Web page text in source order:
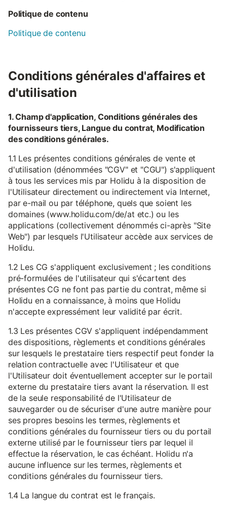
Politique de contenu
Politique de contenu
Conditions générales d'affaires et
d'utilisation
1. Champ d'application, Conditions générales des
fournisseurs tiers, Langue du contrat, Modification
des conditions générales.
1.1 Les présentes conditions générales de vente et
d'utilisation (dénommées "CGV" et "CGU") s'appliquent
à tous les services mis par Holidu à la disposition de
l'Utilisateur directement ou indirectement via Internet,
par e-mail ou par téléphone, quels que soient les
domaines (www.holidu.com/de/at etc.) ou les
applications (collectivement dénommés ci-après "Site
Web") par lesquels l'Utilisateur accède aux services de
Holidu.
1.2 Les CG s'appliquent exclusivement ; les conditions
pré-formulées de l'utilisateur qui s'écartent des
présentes CG ne font pas partie du contrat, même si
Holidu en a connaissance, à moins que Holidu
n'accepte expressément leur validité par écrit.
1.3 Les présentes CGV s'appliquent indépendamment
des dispositions, règlements et conditions générales
sur lesquels le prestataire tiers respectif peut fonder la
relation contractuelle avec l'Utilisateur et que
l'Utilisateur doit éventuellement accepter sur le portail
externe du prestataire tiers avant la réservation. Il est
de la seule responsabilité de l'Utilisateur de
sauvegarder ou de sécuriser d'une autre manière pour
ses propres besoins les termes, règlements et
conditions générales du fournisseur tiers ou du portail
externe utilisé par le fournisseur tiers par lequel il
effectue la réservation, le cas échéant. Holidu n'a
aucune influence sur les termes, règlements et
conditions générales du fournisseur tiers.
1.4 La langue du contrat est le français.